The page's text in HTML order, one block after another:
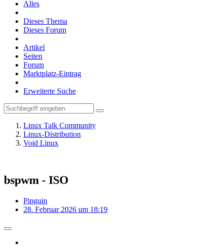
Alles
Dieses Thema
Dieses Forum
Artikel
Seiten
Forum
Marktplatz-Eintrag
Erweiterte Suche
Linux Talk Community
Linux-Distribution
Void Linux
bspwm - ISO
Pinguin
28. Februar 2026 um 18:19